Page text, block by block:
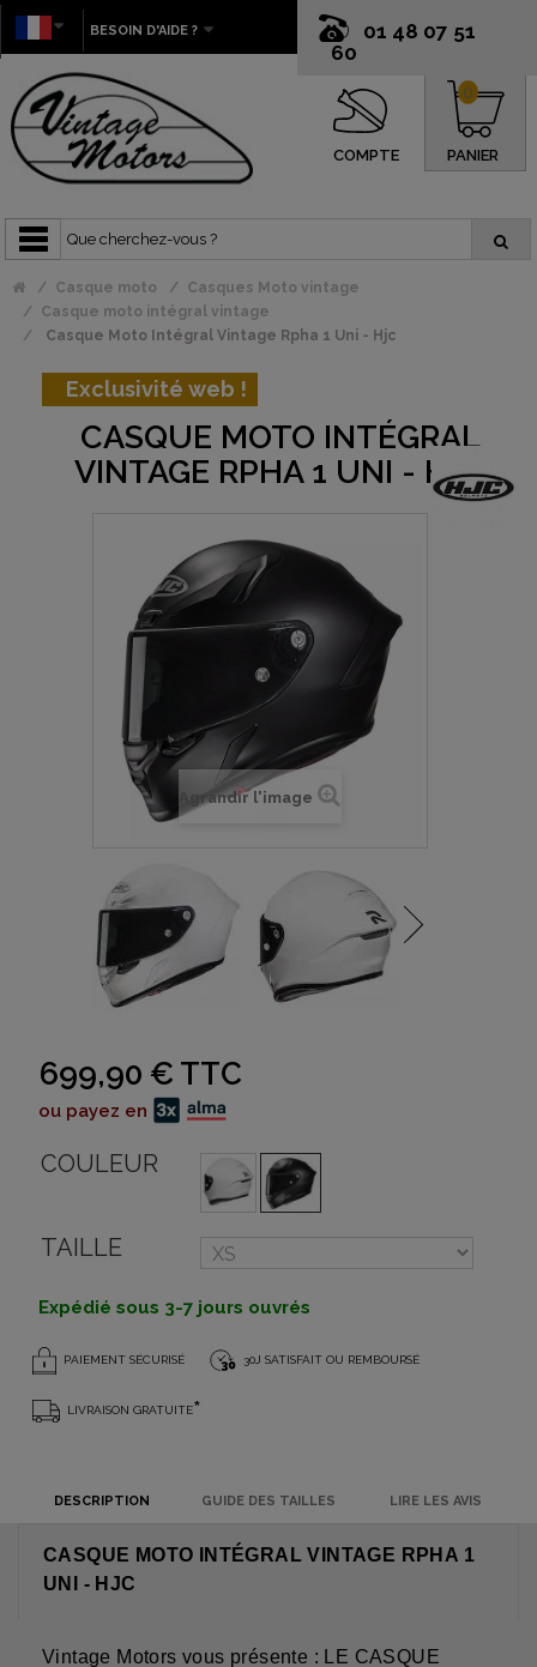
01 48 07 51
60
BESOIN D'AIDE ?
COMPTE PANIER
0
Casque moto
Casques Moto vintage
Casque moto intégral vintage
Casque Moto Intégral Vintage Rpha 1 Uni - Hjc
Exclusivité web !
CASQUE MOTO INTÉGRAL
VINTAGE RPHA 1 UNI - HJC
Agrandir l'image
699,90 € TTC
ou payez en
COULEUR
TAILLE
Expédié sous 3-7 jours ouvrés
PAIEMENT SÉCURISÉ 30J SATISFAIT OU REMBOURSÉ
LIVRAISON GRATUITE*
DESCRIPTION GUIDE DES TAILLES LIRE LES AVIS
CASQUE MOTO INTÉGRAL VINTAGE RPHA 1
UNI - HJC
Vintage Motors vous présente : LE CASQUE